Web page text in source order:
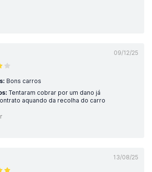
09/12/25
Bons carros
Tentaram cobrar por um dano já
aquando da recolha do carro
13/08/25